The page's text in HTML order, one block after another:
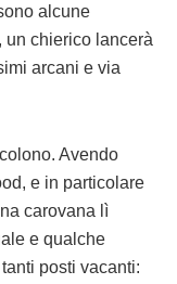
alcune
un chierico lancerà
arcani e via
Avendo
e in particolare
carovana lì
e qualche
posti vacanti: